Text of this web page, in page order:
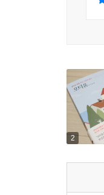
가장 빠
『오티
오티움
감독이
2